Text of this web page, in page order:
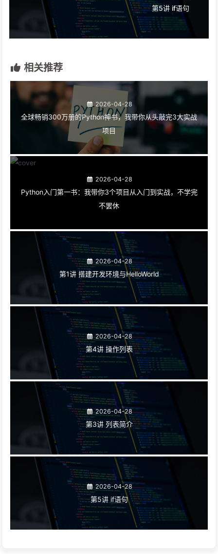
第5讲 if语句
相关推荐
2026-04-28
全球畅销300万册的Python神书，我带你从头敲完3大实战
项目
2026-04-28
Python入门第一书：我带你3个项目从入门到实战，不学完
不罢休
2026-04-28
第1讲 搭建开发环境与HelloWorld
2026-04-28
第4讲 操作列表
2026-04-28
第3讲 列表简介
2026-04-28
第5讲 if语句